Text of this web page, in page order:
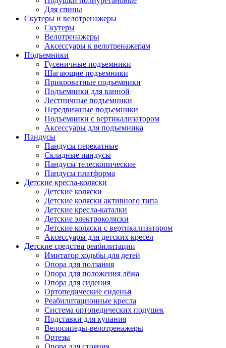
Для спины
Скутеры и велотренажеры
Скутеры
Велотренажеры
Аксессуары к велотренажерам
Подъемники
Гусеничные подъемники
Шагающие подъемники
Прикроватные подъемники
Подъемники для ванной
Лестничные подъемники
Передвижные подъемники
Подъемники с вертикализатором
Аксессуары для подъемника
Пандусы
Пандусы перекатные
Складные пандусы
Пандусы телескопические
Пандусы платформа
Детские кресла-коляски
Детские коляски
Детские коляски активного типа
Детские кресла-каталки
Детские электроколяски
Детские коляски с вертикализатором
Аксессуары для детских кресел
Детские средства реабилитации
Имитатор ходьбы для детей
Опора для ползания
Опора для положения лёжа
Опора для сидения
Ортопедические сиденья
Реабилитационные кресла
Система ортопедических подушек
Подставки для купания
Велосипеды-велотренажеры
Ортезы
Опора для стояния